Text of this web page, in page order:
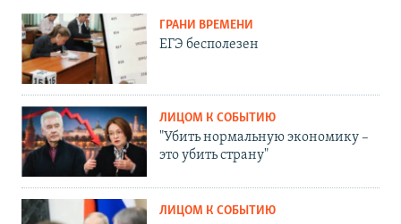
ГРАНИ ВРЕМЕНИ
ЕГЭ бесполезен
ЛИЦОМ К СОБЫТИЮ
"Убить нормальную экономику –
это убить страну"
ЛИЦОМ К СОБЫТИЮ